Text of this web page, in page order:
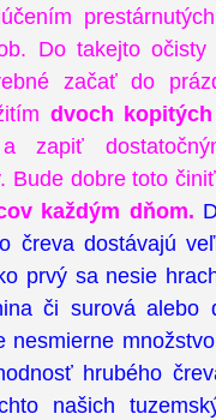
Do takejto očisty
začať do
dvoch
Bude dobre toto
každým dňom.
čreva dostávajú
prvý sa nesie
či surová alebo
nesmierne
hrubého
našich